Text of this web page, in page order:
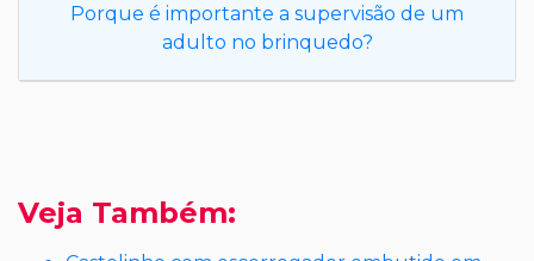
Porque é importante a supervisão de um
adulto no brinquedo?
Veja Também: